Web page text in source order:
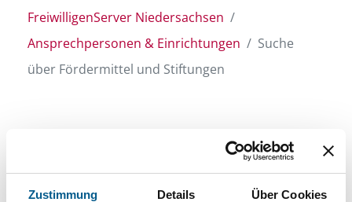
Zustimmung Details Über Cookies
FreiwilligenServer Niedersachsen
Ansprechpersonen & Einrichtungen
Suche
über Fördermittel und Stiftungen
Suche über Stiftungen
und Fördermittel